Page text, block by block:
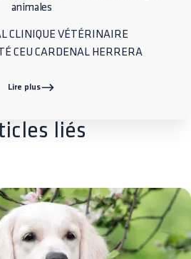
animales
CLINIQUE VÉTÉRINAIRE
CEU CARDENAL HERRERA
Lire plus
liés